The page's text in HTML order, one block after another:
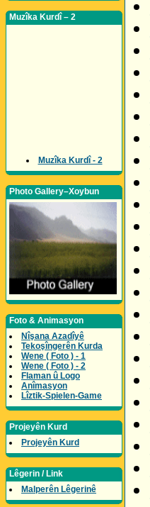
Muzîka Kurdî – 2
Muzîka Kurdî - 2
Photo Gallery–Xoybun
Foto & Animasyon
Nîşana Azadîyê
Tekoşîngerên Kurda
Wene ( Foto ) - 1
Wene ( Foto ) - 2
Flaman û Logo
Anîmasyon
Lîztik-Spielen-Game
Projeyên Kurd
Projeyên Kurd
Lêgerin / Link
Malperên Lêgerinê